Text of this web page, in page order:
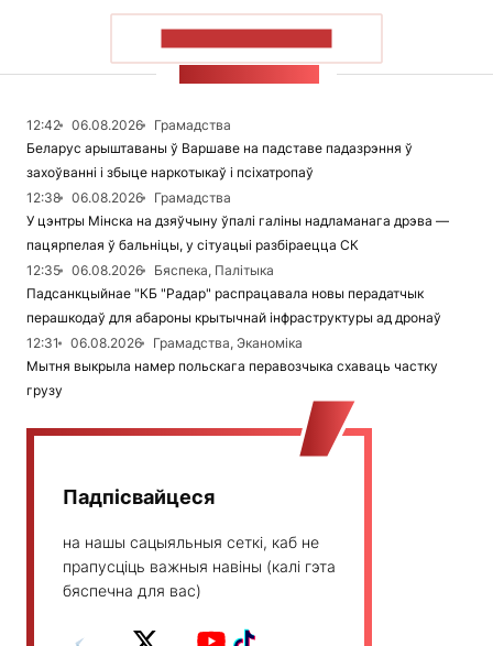
12:42 06.08.2026
Грамадства
Беларус арыштаваны ў Варшаве на падставе падазрэння ў
захоўванні і збыце наркотыкаў і псіхатропаў
12:38
06.08.2026
Грамадства
У цэнтры Мінска на дзяўчыну ўпалі галіны надламанага дрэва —
пацярпелая ў бальніцы, у сітуацыі разбіраецца СК
12:35
06.08.2026
Бяспека, Палітыка
Падсанкцыйнае "КБ "Радар" распрацавала новы перадатчык
перашкодаў для абароны крытычнай інфраструктуры ад дронаў
12:31
06.08.2026
Грамадства, Эканоміка
Мытня выкрыла намер польскага перавозчыка схаваць частку
грузу
Падпісвайцеся
на нашы сацыяльныя сеткі, каб не
прапусціць важныя навіны (калі гэта
бяспечна для вас)